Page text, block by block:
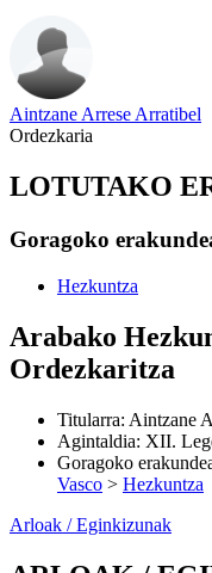
Aintzane Arrese Arratibel
Ordezkaria
LOTUTAKO
Goragoko
Hezkuntza
Arabako
Ordezkaritza
Titularra: Aintzane
Agintaldia: XII.
Goragoko
Vasco > Hezkuntza
Arloak / Eginkizunak